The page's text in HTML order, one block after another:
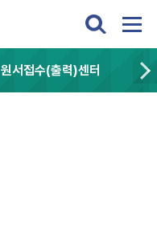
원서접수(출력)센터 자